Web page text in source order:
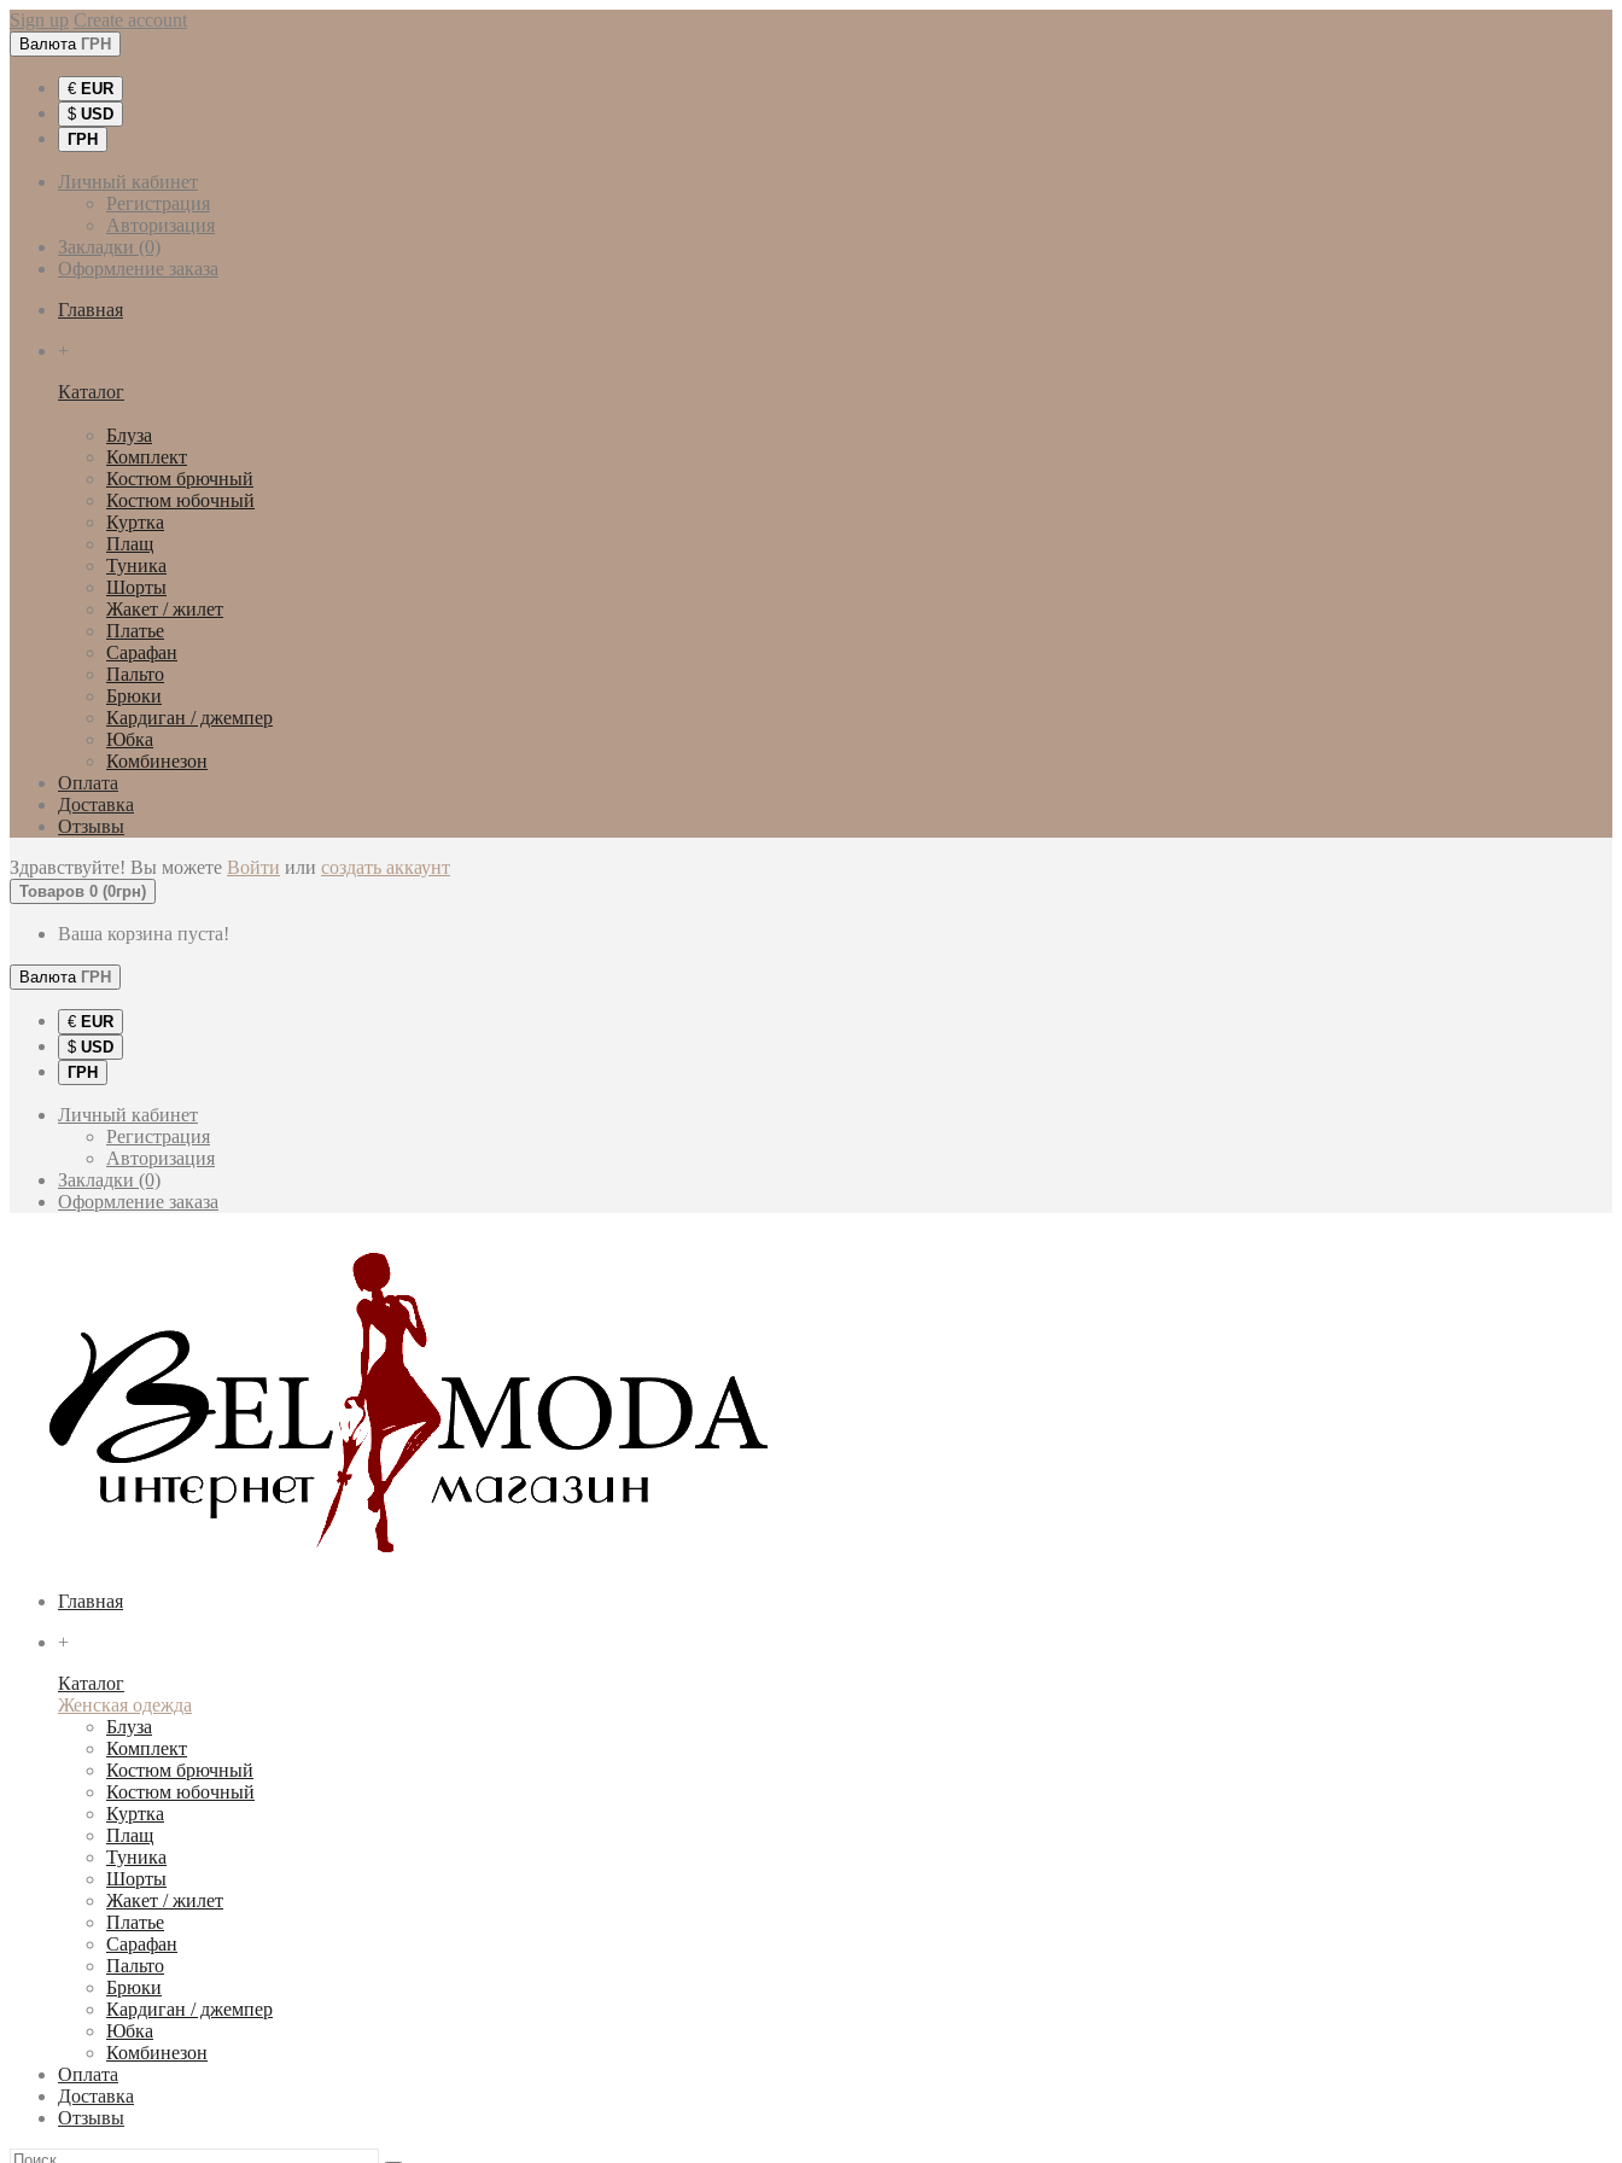
Sign up Create account
Валюта ГРН
€ EUR
$ USD
ГРН
Личный кабинет
Регистрация
Авторизация
Закладки (0)
Оформление заказа
Главная
+
Каталог
Блуза
Комплект
Костюм брючный
Костюм юбочный
Куртка
Плащ
Туника
Шорты
Жакет / жилет
Платье
Сарафан
Пальто
Брюки
Кардиган / джемпер
Юбка
Комбинезон
Оплата
Доставка
Отзывы
Здравствуйте! Вы можете Войти или создать аккаунт
Товаров 0 (0грн)
Ваша корзина пуста!
Валюта ГРН
€ EUR
$ USD
ГРН
Личный кабинет
Регистрация
Авторизация
Закладки (0)
Оформление заказа
Главная
+
Каталог
Женская одежда
Блуза
Комплект
Костюм брючный
Костюм юбочный
Куртка
Плащ
Туника
Шорты
Жакет / жилет
Платье
Сарафан
Пальто
Брюки
Кардиган / джемпер
Юбка
Комбинезон
Оплата
Доставка
Отзывы